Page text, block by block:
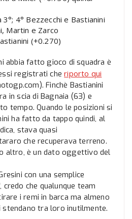
3°; 4° Bezzecchi e Bastianini
Martin e Zarco
(+0.270)
abbia fatto gioco di squadra è
registrati cheriporto qui
Finchè Bastianini
in scia di Bagnaia (63) e
tempo. Quando le posizioni si
ha fatto da tappo quindi, al
stava quasi
che recuperava terreno.
altro, è un dato oggettivo del
con una semplice
credo che qualunque team
i remi in barca ma almeno
stendano tra loro inutilmente.